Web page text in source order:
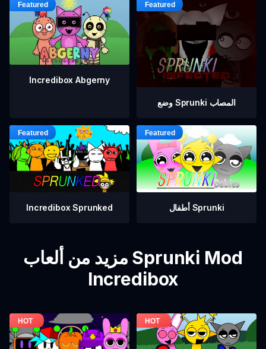
Incredibox Abgerny
وضع Sprunki المصاب
Incredibox Sprunked أطفال Sprunki
مزيد من ألعاب Sprunki Mod
Incredibox